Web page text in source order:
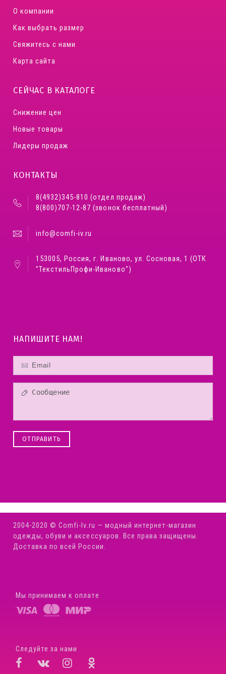
О компании
Как выбрать размер
Свяжитесь с нами
Карта сайта
СЕЙЧАС В КАТАЛОГЕ
Снижение цен
Новые товары
Лидеры продаж
КОНТАКТЫ
8(4932)345-810 (отдел продаж)
8(800)707-12-87 (звонок бесплатный)
info@comfi-iv.ru
153005, Россия, г. Иваново, ул. Сосновая, 1 (ОТК
"ТекстильПрофи-Иваново")
НАПИШИТЕ НАМ!
ОТПРАВИТЬ
2004-2020 © Comfi-Iv.ru — модный интернет-магазин
одежды, обуви и аксессуаров. Все права защищены.
Доставка по всей России.
Мы принимаем к оплате
Следуйте за нами